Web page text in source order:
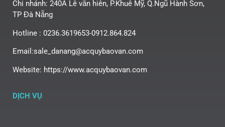
Chi nhánh: 240A Lê văn hiến, P.Khuê Mỹ, Q.Ngũ Hành Sơn,
TP Đà Nẵng
Hotline : 0236.3619653-0912.864.824
Email:sale_danang@acquybaovan.com
Website: https://www.acquybaovan.com
DỊCH VỤ